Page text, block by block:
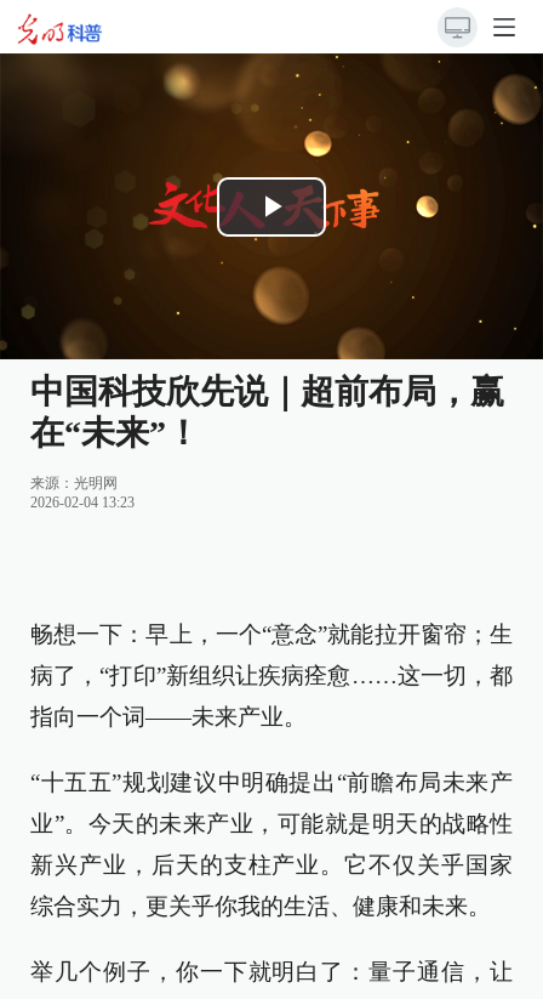
Play
Video
中国科技欣先说｜超前布局，赢
在“未来”！
来源： 光明网
2026-02-04 13:23
畅想一下：早上，一个“意念”就能拉开窗帘；生
病了，“打印”新组织让疾病痊愈……这一切，都
指向一个词——未来产业。
“十五五”规划建议中明确提出“前瞻布局未来产
业”。今天的未来产业，可能就是明天的战略性
新兴产业，后天的支柱产业。它不仅关乎国家
综合实力，更关乎你我的生活、健康和未来。
举几个例子，你一下就明白了：量子通信，让